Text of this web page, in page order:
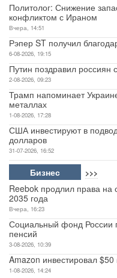
Политолог: Снижение
конфликтом с Ираном
Вчера, 14:51
Рэпер ST получил
6-08-2026, 19:15
Путин поздравил
2-08-2026, 09:23
Трамп напоминает
металлах
1-08-2026, 17:28
США инвестируют в
долларов
31-07-2026, 16:52
Бизнес >>>
Reebok продлил права на
2035 года
Вчера, 16:23
Социальный фонд России
пенсий
3-08-2026, 10:39
Amazon инвестировал
1-08-2026, 14:24